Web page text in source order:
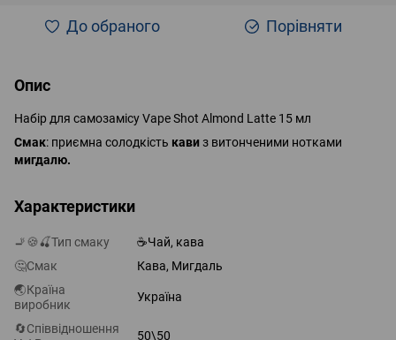
До обраного Порівняти
Опис
Набір для самозамісу Vape Shot Almond Latte 15 мл
Смак: приємна солодкість кавиз витонченими нотками
мигдалю.
Характеристики
🚬🍪🍒Тип смаку
☕Чай, кава
🤔Смак
Кава, Мигдаль
🌏Країна
виробник
Україна
🔄Співвідношення
50\50